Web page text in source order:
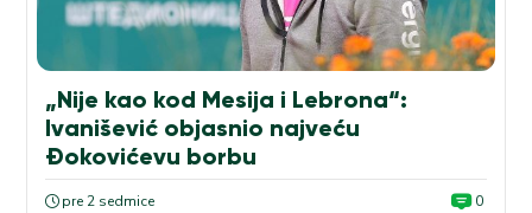
„Nije kao kod Mesija i Lebrona“:
Ivanišević objasnio najveću
Đokovićevu borbu
pre 2 sedmice 0